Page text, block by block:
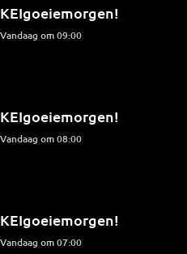
KEIgoeiemorgen!
Vandaag om 09:00
KEIgoeiemorgen!
Vandaag om 08:00
KEIgoeiemorgen!
Vandaag om 07:00